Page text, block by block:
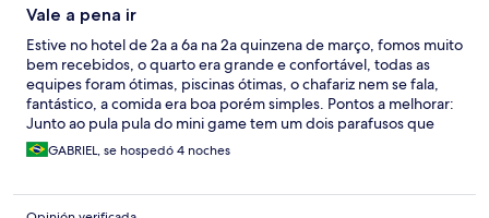
Vale a pena ir
Estive no hotel de 2a a 6a na 2a quinzena de março, fomos muito
bem recebidos, o quarto era grande e confortável, todas as
equipes foram ótimas, piscinas ótimas, o chafariz nem se fala,
fantástico, a comida era boa porém simples. Pontos a melhorar:
Junto ao pula pula do mini game tem um dois parafusos que
dão suporte ao brinquedão verde e que ficam para fora e
podem causar um acidente, além disso o minigame precisa
variedade das pizzas e colocar o churrasco mais dias, no geral
GABRIEL, se hospedó 4 noches